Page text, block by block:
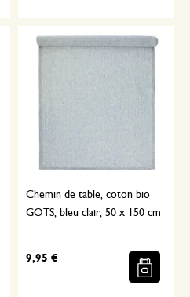
Chemin de table, coton bio
GOTS, bleu clair, 50 x 150 cm
9,95 €